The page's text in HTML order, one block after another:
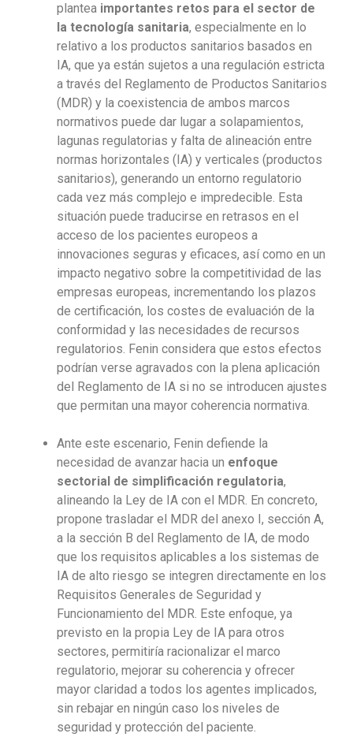
plantea importantes retos para el sector de
la tecnología sanitaria, especialmente en lo
relativo a los productos sanitarios basados en
IA, que ya están sujetos a una regulación estricta
a través del Reglamento de Productos Sanitarios
(MDR) y la coexistencia de ambos marcos
normativos puede dar lugar a solapamientos,
lagunas regulatorias y falta de alineación entre
normas horizontales (IA) y verticales (productos
sanitarios), generando un entorno regulatorio
cada vez más complejo e impredecible. Esta
situación puede traducirse en retrasos en el
acceso de los pacientes europeos a
innovaciones seguras y eficaces, así como en un
impacto negativo sobre la competitividad de las
empresas europeas, incrementando los plazos
de certificación, los costes de evaluación de la
conformidad y las necesidades de recursos
regulatorios. Fenin considera que estos efectos
podrían verse agravados con la plena aplicación
del Reglamento de IA si no se introducen ajustes
que permitan una mayor coherencia normativa.
Ante este escenario, Fenin defiende la
necesidad de avanzar hacia un enfoque
sectorial de simplificación regulatoria,
alineando la Ley de IA con el MDR. En concreto,
propone trasladar el MDR del anexo I, sección A,
a la sección B del Reglamento de IA, de modo
que los requisitos aplicables a los sistemas de
IA de alto riesgo se integren directamente en los
Requisitos Generales de Seguridad y
Funcionamiento del MDR. Este enfoque, ya
previsto en la propia Ley de IA para otros
sectores, permitiría racionalizar el marco
regulatorio, mejorar su coherencia y ofrecer
mayor claridad a todos los agentes implicados,
sin rebajar en ningún caso los niveles de
seguridad y protección del paciente.